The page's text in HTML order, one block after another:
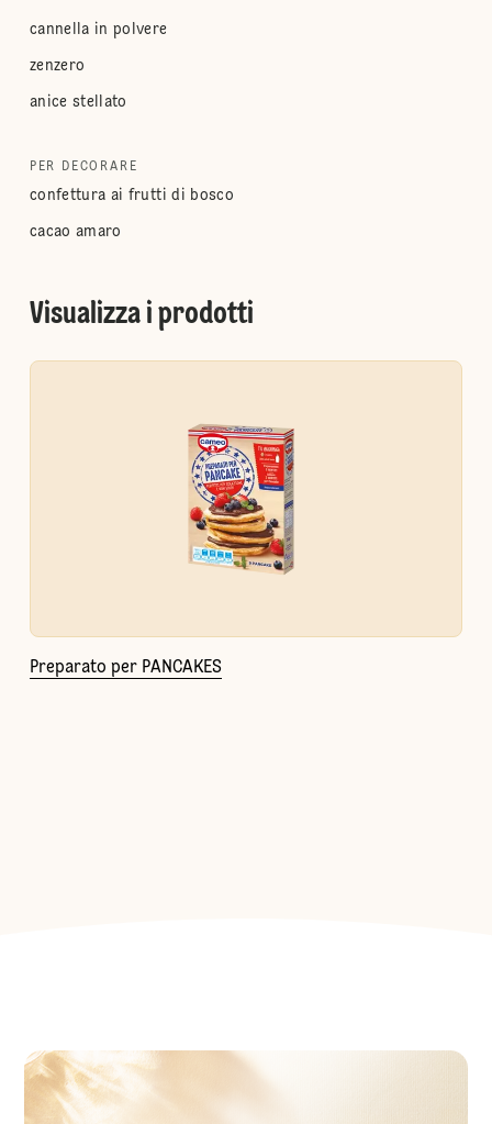
cannella in polvere
zenzero
anice stellato
PER DECORARE
confettura ai frutti di bosco
cacao amaro
Visualizza i prodotti
Preparato per PANCAKES